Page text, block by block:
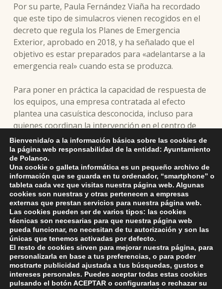
Por su parte, Paula Fernández Viaña ha recordado
que este tipo de simulacros vienen recogidos en el
decreto que regula los Planes de Emergencia
Exterior, aprobado en 2018, y ha señalado que el
objetivo es estar preparados para «adelantarse a la
emergencia real» cuando esta se produzca.
Para poner en práctica la capacidad de respuesta de
los equipos, una empresa contratada al efecto
plantea una casuística desconocida, incluso para
quienes coordinan la intervención en el centro de
mando, y va aportando datos del suceso en tiempo
real. «Así vamos reaccionando y preparándonos
para la vida real», ha señalado Fernández Viaña.
Skip back to main navigation
ayuntamiento de polanco
AYUNTAMIENTO DE POLANCO
Bienvenida/o a la información básica sobre las cookies de
la página web responsabilidad de la entidad: Ayuntamiento
de Polanco.
Una cookie o galleta informática es un pequeño archivo de
información que se guarda en tu ordenador, “smartphone” o
tableta cada vez que visitas nuestra página web. Algunas
cookies son nuestras y otras pertenecen a empresas
externas que prestan servicios para nuestra página web.
Las cookies pueden ser de varios tipos: las cookies
técnicas son necesarias para que nuestra página web
pueda funcionar, no necesitan de tu autorización y son las
únicas que tenemos activadas por defecto.
El resto de cookies sirven para mejorar nuestra página, para
personalizarla en base a tus preferencias, o para poder
mostrarte publicidad ajustada a tus búsquedas, gustos e
intereses personales. Puedes aceptar todas estas cookies
pulsando el botón ACEPTAR o configurarlas o rechazar su